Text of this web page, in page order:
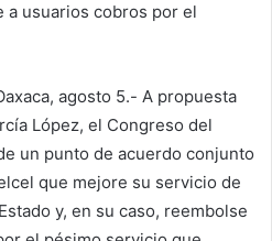
a usuarios cobros por el
agosto 5.- A propuesta
López, el Congreso del
un punto de acuerdo conjunto
que mejore su servicio de
y, en su caso, reembolse